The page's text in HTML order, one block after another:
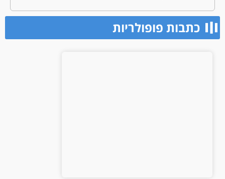
כתבות פופולריות​